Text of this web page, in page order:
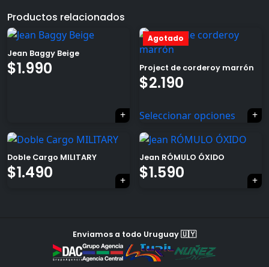
Productos relacionados
Jean Baggy Beige
$1.990
Agotado
Project de corderoy marrón
El
original
era:
$2.620.
$2.190
actual
es:
$2.190.
Seleccionar opciones
Doble Cargo MILITARY
El
$1.990.
$1.490
$1.490.
Jean RÓMULO ÓXIDO
El
era:
$1.990.
$1.590
es:
$1.590.
Enviamos a todo Uruguay 🇺🇾
Tu carrito está vacío.
Agregá un producto y aparecerá acá
automáticamente.